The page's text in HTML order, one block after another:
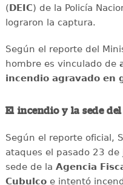
(DEIC) de la Policía
lograron la captura.
Según el reporte del
hombre es vinculado de
incendio agravado en
El incendio y la sede
Según el reporte oficial,
ataques el pasado 23
sede de la Agencia
Cubulcoe intentó